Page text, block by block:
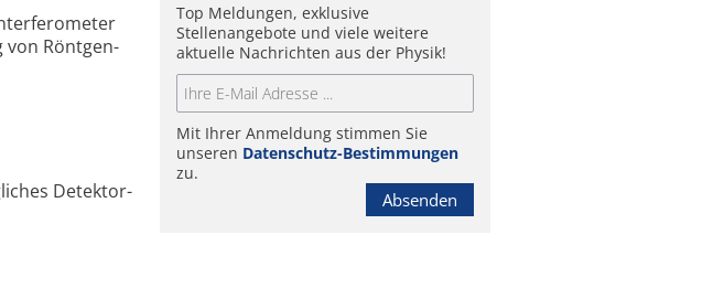
von Rönt­gen­
De­tek­tor­
Top Meldungen, exklusive
Stellenangebote und viele weitere
aktuelle Nachrichten aus der Physik!
Mit Ihrer Anmeldung stimmen Sie
unseren Datenschutz-Bestimmungen
zu.
Absenden